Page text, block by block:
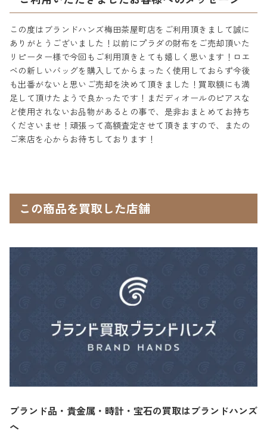
この度はブランドハンズ梅田茶屋町店をご利用頂きまして誠に
ありがとうございました！以前にプラダの財布をご売却頂いた
リピーター様で今回もご利用頂きとても嬉しく思います！ロエ
ベの新しいバッグを購入してからまったく使用しておらず今後
も出番がないと思いご売却を決めて頂きました！買取額にも満
足して頂けたようで良かったです！まだディオールのピアスな
ど使用されないお品物があるとの事で、是非おまとめてお持ち
くださいませ！頑張って高額査定させて頂きますので、またの
ご来店を心からお待ちしております！
この商品を買取した店舗
ブランド品・貴金属・時計・宝石の買取はブランドハンズ
へ